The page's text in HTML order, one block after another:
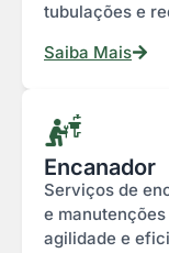
tubulações e
Saiba Mais
Encanador
Serviços de
e
agilidade e